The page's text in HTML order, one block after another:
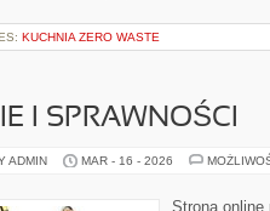
KUCHNIA ZERO WASTE
I SPRAWNOŚCI
ADMIN MAR - 16 - 2026
Strona online